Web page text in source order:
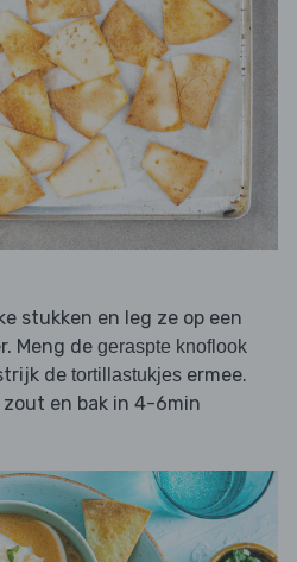
stukken en leg ze op een
Meng de geraspte knoflook
de tortillastukjes ermee.
en bak in 4-6min